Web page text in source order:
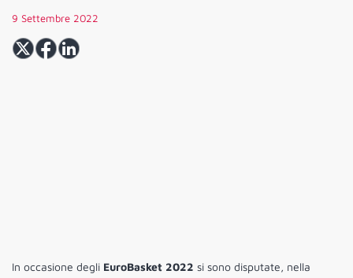
9 Settembre 2022
In occasione degli EuroBasket 2022 si sono disputate, nella